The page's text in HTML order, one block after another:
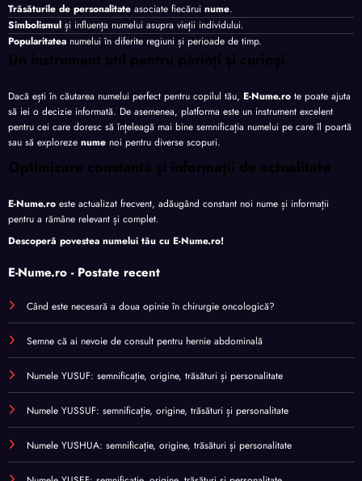
Trăsăturile de personalitate asociate fiecărui nume.
Simbolismul și influența numelui asupra vieții individului.
Popularitatea numelui în diferite regiuni și perioade de timp.
Un instrument util pentru părinți și curioși
Dacă ești în căutarea numelui perfect pentru copilul tău, E-Nume.ro te poate ajuta
să iei o decizie informată. De asemenea, platforma este un instrument excelent
pentru cei care doresc să înțeleagă mai bine semnificația numelui pe care îl poartă
sau să exploreze nume noi pentru diverse scopuri.
Optimizare constantă și informații de actualitate
E-Nume.ro este actualizat frecvent, adăugând constant noi nume și informații
pentru a rămâne relevant și complet.
Descoperă povestea numelui tău cu E-Nume.ro!
E-Nume.ro - Postate recent
Când este necesară a doua opinie în chirurgie oncologică?
Semne că ai nevoie de consult pentru hernie abdominală
Numele YUSUF: semnificație, origine, trăsături și personalitate
Numele YUSSUF: semnificație, origine, trăsături și personalitate
Numele YUSHUA: semnificație, origine, trăsături și personalitate